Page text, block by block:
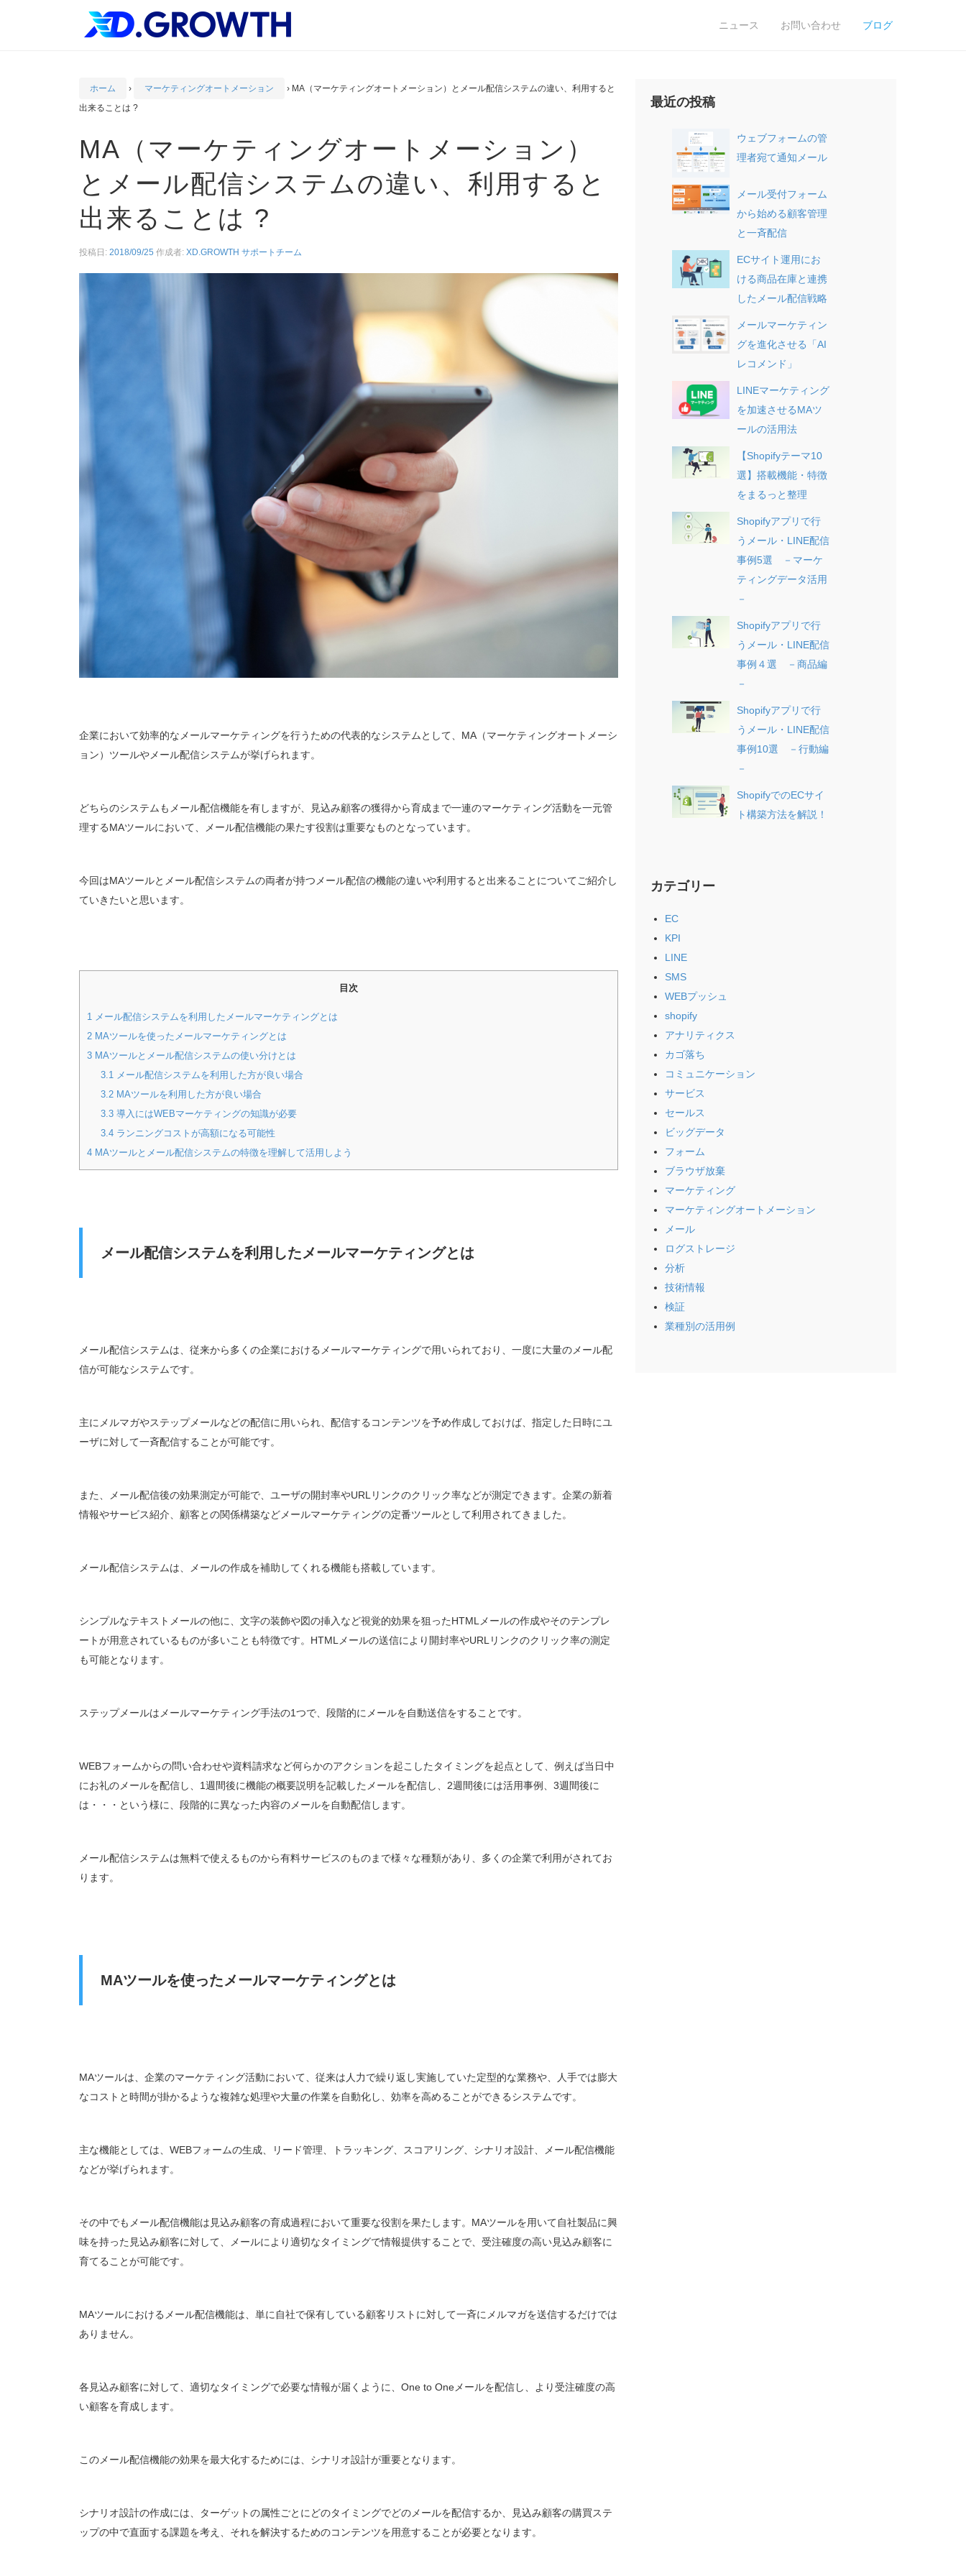
ニュース お問い合わせ ブログ
ホーム › マーケティングオートメーション › MA（マーケティングオートメーション）とメール配信システムの違い、利用すると
出来ることは ?
MA（マーケティングオートメーション）
とメール配信システムの違い、利用すると
出来ることは ?
投稿日: 2018/09/25 作成者: XD.GROWTH サポートチーム
企業において効率的なメールマーケティングを行うための代表的なシステムとして、MA（マーケティングオートメーシ
ョン）ツールやメール配信システムが挙げられます。
どちらのシステムもメール配信機能を有しますが、見込み顧客の獲得から育成まで一連のマーケティング活動を一元管
理するMAツールにおいて、メール配信機能の果たす役割は重要なものとなっています。
今回はMAツールとメール配信システムの両者が持つメール配信の機能の違いや利用すると出来ることについてご紹介し
ていきたいと思います。
目次
1
メール配信システムを利用したメールマーケティングとは
2MAツールを使ったメールマーケティングとは
3MAツールとメール配信システムの使い分けとは
3.1
メール配信システムを利用した方が良い場合
3.2 MAツールを利用した方が良い場合
3.3 導入にはWEBマーケティングの知識が必要
3.4 ランニングコストが高額になる可能性
4MAツールとメール配信システムの特徴を理解して活用しよう
メール配信システムを利用したメールマーケティングとは
メール配信システムは、従来から多くの企業におけるメールマーケティングで用いられており、一度に大量のメール配
信が可能なシステムです。
主にメルマガやステップメールなどの配信に用いられ、配信するコンテンツを予め作成しておけば、指定した日時にユ
ーザに対して一斉配信することが可能です。
また、メール配信後の効果測定が可能で、ユーザの開封率やURLリンクのクリック率などが測定できます。企業の新着
情報やサービス紹介、顧客との関係構築などメールマーケティングの定番ツールとして利用されてきました。
メール配信システムは、メールの作成を補助してくれる機能も搭載しています。
シンプルなテキストメールの他に、文字の装飾や図の挿入など視覚的効果を狙ったHTMLメールの作成やそのテンプレ
ートが用意されているものが多いことも特徴です。HTMLメールの送信により開封率やURLリンクのクリック率の測定
も可能となります。
ステップメールはメールマーケティング手法の1つで、段階的にメールを自動送信をすることです。
WEBフォームからの問い合わせや資料請求など何らかのアクションを起こしたタイミングを起点として、例えば当日中
にお礼のメールを配信し、1週間後に機能の概要説明を記載したメールを配信し、2週間後には活用事例、3週間後に
は・・・という様に、段階的に異なった内容のメールを自動配信します。
メール配信システムは無料で使えるものから有料サービスのものまで様々な種類があり、多くの企業で利用がされてお
ります。
MAツールを使ったメールマーケティングとは
MAツールは、企業のマーケティング活動において、従来は人力で繰り返し実施していた定型的な業務や、人手では膨大
なコストと時間が掛かるような複雑な処理や大量の作業を自動化し、効率を高めることができるシステムです。
主な機能としては、WEBフォームの生成、リード管理、トラッキング、スコアリング、シナリオ設計、メール配信機能
などが挙げられます。
その中でもメール配信機能は見込み顧客の育成過程において重要な役割を果たします。MAツールを用いて自社製品に興
味を持った見込み顧客に対して、メールにより適切なタイミングで情報提供することで、受注確度の高い見込み顧客に
育てることが可能です。
MAツールにおけるメール配信機能は、単に自社で保有している顧客リストに対して一斉にメルマガを送信するだけでは
ありません。
各見込み顧客に対して、適切なタイミングで必要な情報が届くように、One to Oneメールを配信し、より受注確度の高
い顧客を育成します。
このメール配信機能の効果を最大化するためには、シナリオ設計が重要となります。
シナリオ設計の作成には、ターゲットの属性ごとにどのタイミングでどのメールを配信するか、見込み顧客の購買ステ
ップの中で直面する課題を考え、それを解決するためのコンテンツを用意することが必要となります。
最近の投稿
ウェブフォームの管
理者宛て通知メール
メール受付フォーム
から始める顧客管理
と一斉配信
ECサイト運用にお
ける商品在庫と連携
したメール配信戦略
メールマーケティン
グを進化させる「AI
レコメンド」
LINEマーケティング
を加速させるMAツ
ールの活用法
【Shopifyテーマ10
選】搭載機能・特徴
をまるっと整理
Shopifyアプリで行
うメール・LINE配信
事例5選 －マーケ
ティングデータ活用
－
Shopifyアプリで行
うメール・LINE配信
事例４選 －商品編
－
Shopifyアプリで行
うメール・LINE配信
事例10選 －行動編
－
ShopifyでのECサイ
ト構築方法を解説！
カテゴリー
EC
KPI
LINE
SMS
WEBプッシュ
shopify
アナリティクス
カゴ落ち
コミュニケーション
サービス
セールス
ビッグデータ
フォーム
ブラウザ放棄
マーケティング
マーケティングオートメーション
メール
ログストレージ
分析
技術情報
検証
業種別の活用例